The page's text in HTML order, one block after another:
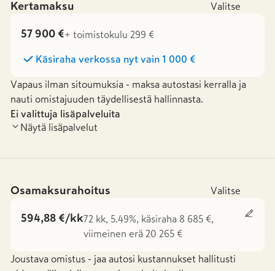
Kertamaksu Valitse
57 900 €+ toimistokulu 299 €
Käsiraha verkossa nyt vain 1 000 €
Vapaus ilman sitoumuksia - maksa autostasi kerralla ja
nauti omistajuuden täydellisestä hallinnasta.
Ei valittuja lisäpalveluita
Näytä lisäpalvelut
Osamaksurahoitus Valitse
594,88 €/kk72 kk, 5.49%, käsiraha 8 685 €,
viimeinen erä 20 265 €
Joustava omistus - jaa autosi kustannukset hallitusti